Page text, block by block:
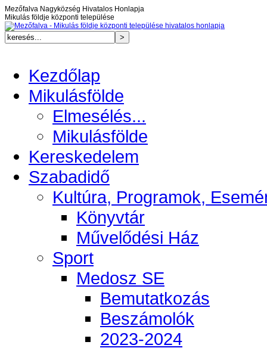
Mezőfalva Nagyközség Hivatalos Honlapja
Mikulás földje központi települése
Kezdőlap
Mikulásfölde
Elmesélés...
Mikulásfölde
Kereskedelem
Szabadidő
Kultúra, Programok,
Könyvtár
Művelődési Ház
Sport
Medosz SE
Bemutatkozás
Beszámolók
2023-2024